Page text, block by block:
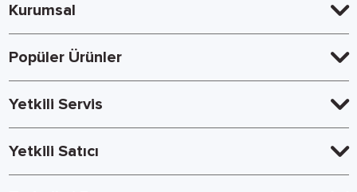
Kurumsal
Popüler Ürünler
Yetkili Servis
Yetkili Satıcı